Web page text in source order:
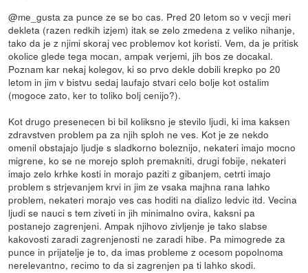
@me_gusta za punce ze se bo cas. Pred 20 letom so v vecji meri
dekleta (razen redkih izjem) itak se zelo zmedena z veliko nihanje,
tako da je z njimi skoraj vec problemov kot koristi. Vem, da je pritisk
okolice glede tega mocan, ampak verjemi, jih bos ze docakal.
Poznam kar nekaj kolegov, ki so prvo dekle dobili krepko po 20
letom in jim v bistvu sedaj laufajo stvari celo bolje kot ostalim
(mogoce zato, ker to toliko bolj cenijo?).
Kot drugo presenecen bi bil koliksno je stevilo ljudi, ki ima kaksen
zdravstven problem pa za njih sploh ne ves. Kot je ze nekdo
omenil obstajajo ljudje s sladkorno boleznijo, nekateri imajo mocno
migrene, ko se ne morejo sploh premakniti, drugi fobije, nekateri
imajo zelo krhke kosti in morajo paziti z gibanjem, cetrti imajo
problem s strjevanjem krvi in jim ze vsaka majhna rana lahko
problem, nekateri morajo ves cas hoditi na dializo ledvic itd. Vecina
ljudi se nauci s tem ziveti in jih minimalno ovira, kaksni pa
postanejo zagrenjeni. Ampak njihovo zivljenje je tako slabse
kakovosti zaradi zagrenjenosti ne zaradi hibe. Pa mimogrede za
punce in prijatelje je to, da imas probleme z ocesom popolnoma
nerelevantno, recimo to da si zagrenjen pa ti lahko skodi.